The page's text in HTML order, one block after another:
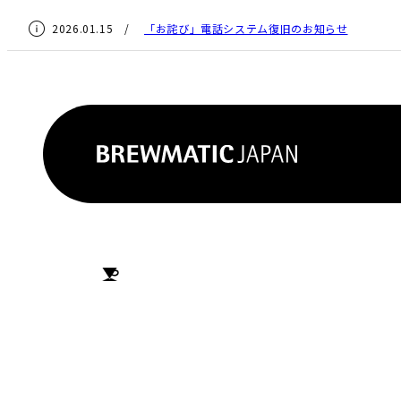
2026.01.15 / 「お詫び」電話システム復旧のお知らせ